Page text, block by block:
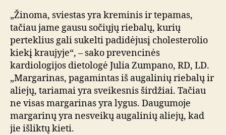
„Žinoma, sviestas yra kreminis ir tepamas,
tačiau jame gausu sočiųjų riebalų, kurių
perteklius gali sukelti padidėjusį cholesterolio
kiekį kraujyje“, – sako prevencinės
kardiologijos dietologė Julia Zumpano, RD, LD.
„Margarinas, pagamintas iš augalinių riebalų ir
aliejų, tariamai yra sveikesnis širdžiai. Tačiau
ne visas margarinas yra lygus. Daugumoje
margarinų yra nesveikų augalinių aliejų, kad
jie išliktų kieti.